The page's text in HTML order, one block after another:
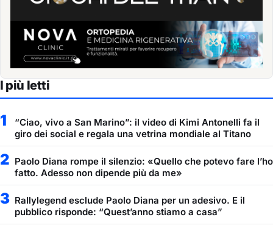
I più letti
1
“Ciao, vivo a San Marino”: il video di Kimi Antonelli fa il
giro dei social e regala una vetrina mondiale al Titano
2 Paolo Diana rompe il silenzio: «Quello che potevo fare l’ho
fatto. Adesso non dipende più da me»
3 Rallylegend esclude Paolo Diana per un adesivo. E il
pubblico risponde: “Quest’anno stiamo a casa”